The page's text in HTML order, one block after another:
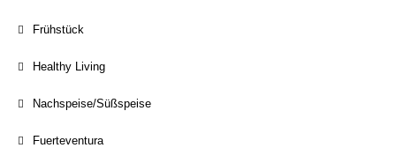
Frühstück
Healthy Living
Nachspeise/Süßspeise
Fuerteventura